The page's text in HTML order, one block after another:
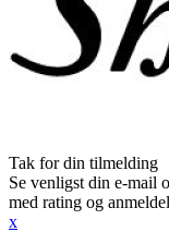
Tak for din tilmelding
Se venligst din e-mail
med rating og
x